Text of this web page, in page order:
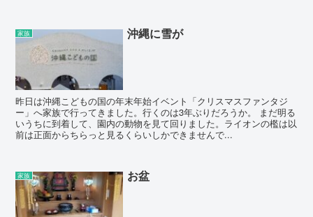
家族 沖縄に雪が
昨日は沖縄こどもの国の年末年始イベント「クリスマスファンタジ
ー」へ家族で行ってきました。行くのは3年ぶりだろうか。 まだ明る
いうちに到着して、園内の動物を見て回りました。ライオンの檻は以
前は正面からちらっと見るくらいしかできませんで...
家族 お盆